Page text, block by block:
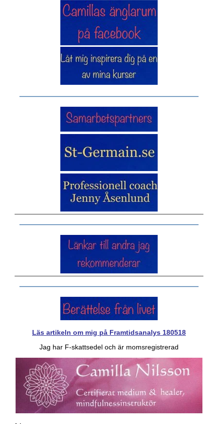
Läs artikeln om mig på Framtidsanalys 180518
Jag har F-skattsedel och är momsregistrerad